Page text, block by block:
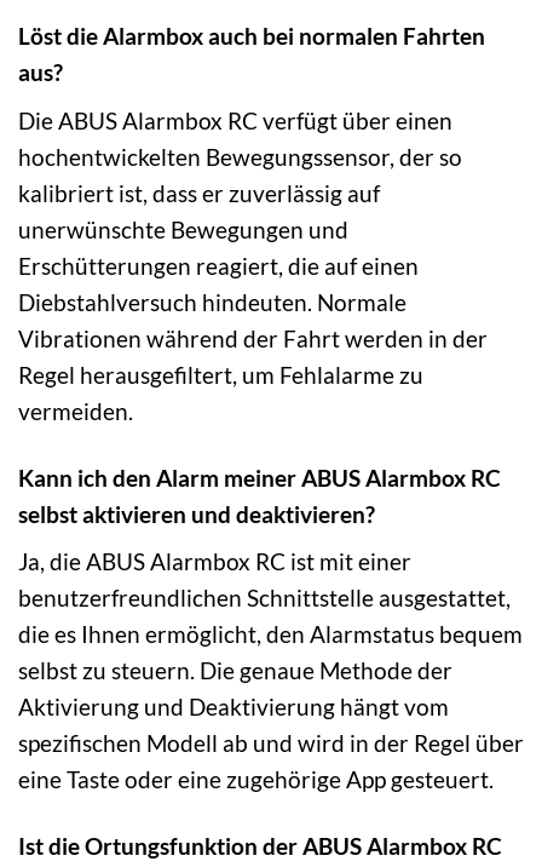
Löst die Alarmbox auch bei normalen Fahrten
aus?
Die ABUS Alarmbox RC verfügt über einen
hochentwickelten Bewegungssensor, der so
kalibriert ist, dass er zuverlässig auf
unerwünschte Bewegungen und
Erschütterungen reagiert, die auf einen
Diebstahlversuch hindeuten. Normale
Vibrationen während der Fahrt werden in der
Regel herausgefiltert, um Fehlalarme zu
vermeiden.
Kann ich den Alarm meiner ABUS Alarmbox RC
selbst aktivieren und deaktivieren?
Ja, die ABUS Alarmbox RC ist mit einer
benutzerfreundlichen Schnittstelle ausgestattet,
die es Ihnen ermöglicht, den Alarmstatus bequem
selbst zu steuern. Die genaue Methode der
Aktivierung und Deaktivierung hängt vom
spezifischen Modell ab und wird in der Regel über
eine Taste oder eine zugehörige App gesteuert.
Ist die Ortungsfunktion der ABUS Alarmbox RC